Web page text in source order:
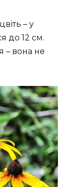
– у
до 12 см.
– вона не